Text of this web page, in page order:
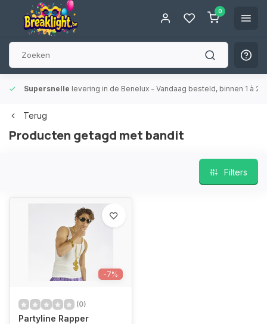
0
Supersnelle levering in de Benelux - Vandaag besteld, binnen 1 à 2
Terug
Producten getagd met bandit
Filters
-7%
(0)
Partyline Rapper